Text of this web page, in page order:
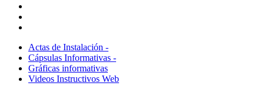
Actas de Instalación -
Cápsulas Informativas -
Gráficas informativas
Videos Instructivos Web